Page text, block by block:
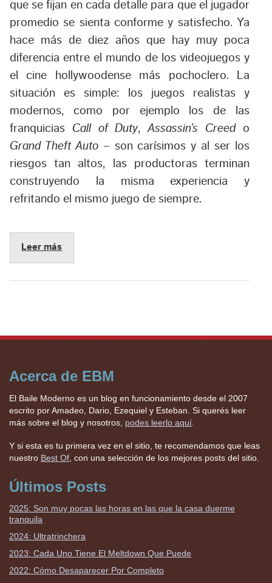
que se fijan en cada detalle para que el jugador
promedio se sienta conforme y satisfecho. Ya
hace más de diez años que hay muy poca
diferencia entre el mundo de los videojuegos y
el cine hollywoodense más pochoclero. La
situación es simple: los juegos realistas y
modernos, como por ejemplo los de las
franquicias Call of Duty,Assassin’s Creedo
Grand Theft Auto– son carísimos y al ser los
riesgos tan altos, las productoras terminan
construyendo la misma experiencia y
refritando el mismo juego de siempre.
Leer más
Acerca de EBM
El Baile Moderno es un blog en funcionamiento desde el 2007
escrito por Amadeo, Dario, Ezequiel y Esteban. Si querés leer
más sobre el blog y nosotros, podes leerlo aquí
Y si esta es tu primera vez en el sitio, te recomendamos que leas
nuestro Best Of , con una selección de los mejores posts del sitio.
Últimos Posts
2025: Son muy pocas las horas en las que la casa duerme
tranquila
2024: Ultratrinchera
2023: Cada Uno Tiene El Meltdown Que Puede
2022: Cómo Desaparecer Por Completo